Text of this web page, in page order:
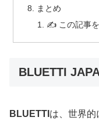
まとめ
✍️ この記事を
BLUETTI
BLUETTI は、世界